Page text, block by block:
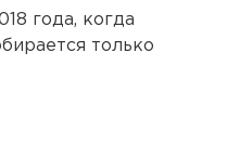
года, когда
только